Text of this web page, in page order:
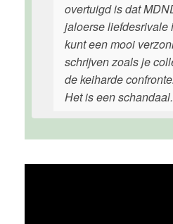
overtuigd is dat
jaloerse liefdesrivale
kunt een mooi
schrijven zoals je
de keiharde
Het is een